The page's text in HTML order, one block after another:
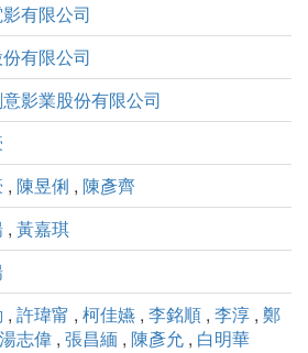
有限公司
有限公司
影業股份有限公司
, 陳昱俐 , 陳彥齊
, 黃嘉琪
, 許瑋甯 , 柯佳嬿 , 李銘順 , 李淳 , 鄭
湯志偉 , 張昌緬 , 陳彥允 , 白明華